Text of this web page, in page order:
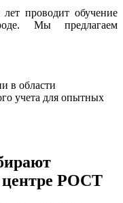
проводит обучение
Мы предлагаем
в области
учета для опытных
центре РОСТ